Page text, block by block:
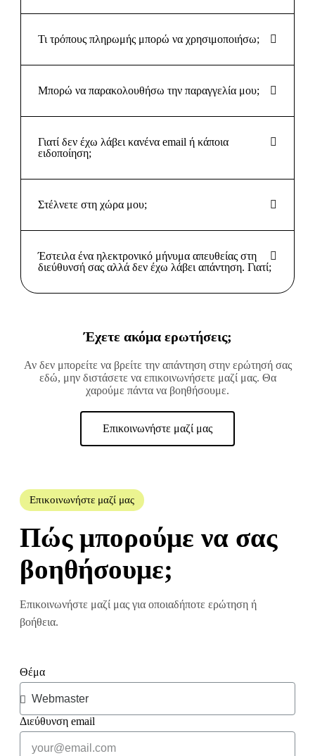
Τι τρόπους πληρωμής μπορώ να χρησιμοποιήσω;
Μπορώ να παρακολουθήσω την παραγγελία μου;
Γιατί δεν έχω λάβει κανένα email ή κάποια
ειδοποίηση;
Στέλνετε στη χώρα μου;
Έστειλα ένα ηλεκτρονικό μήνυμα απευθείας στη
διεύθυνσή σας αλλά δεν έχω λάβει απάντηση. Γιατί;
Έχετε ακόμα ερωτήσεις;
Αν δεν μπορείτε να βρείτε την απάντηση στην ερώτησή σας
εδώ, μην διστάσετε να επικοινωνήσετε μαζί μας. Θα
χαρούμε πάντα να βοηθήσουμε.
Επικοινωνήστε μαζί μας
Επικοινωνήστε μαζί μας
Πώς μπορούμε να σας
βοηθήσουμε;
Επικοινωνήστε μαζί μας για οποιαδήποτε ερώτηση ή
βοήθεια.
Θέμα
Διεύθυνση email